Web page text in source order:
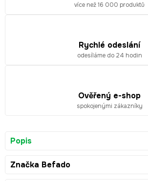
více než 16 000 produktů
Rychlé odeslání
odesíláme do 24 hodin
Ověřený e-shop
spokojenými zákazníky
Popis
Značka Befado